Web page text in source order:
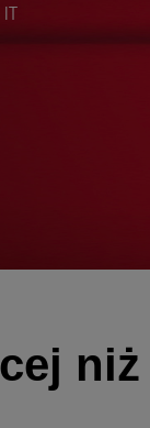
niż